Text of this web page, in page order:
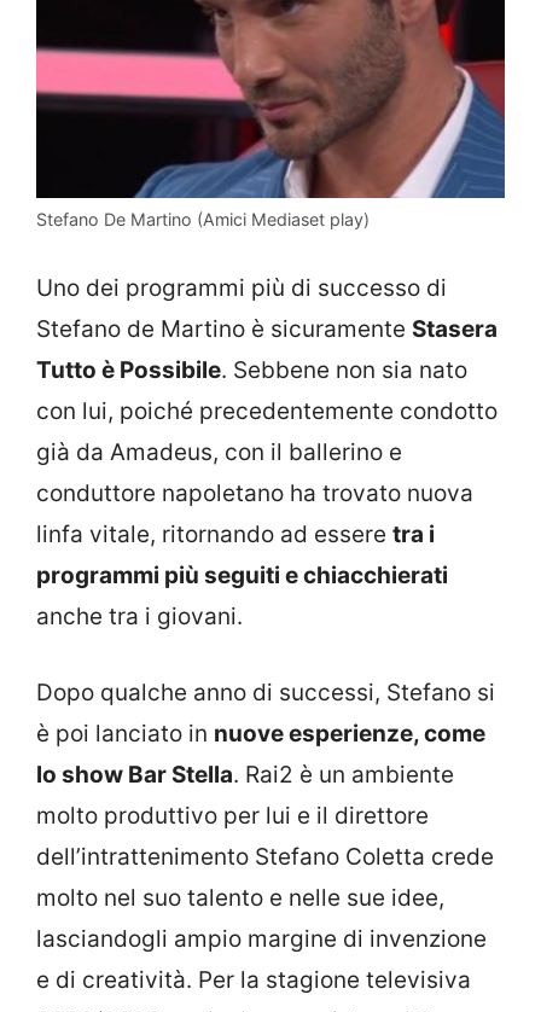
Stefano De Martino (Amici Mediaset play)
Uno dei programmi più di successo di
Stefano de Martino è sicuramente Stasera
Tutto è Possibile. Sebbene non sia nato
con lui, poiché precedentemente condotto
già da Amadeus, con il ballerino e
conduttore napoletano ha trovato nuova
linfa vitale, ritornando ad essere tra i
programmi più seguiti e chiacchierati
anche tra i giovani.
Dopo qualche anno di successi, Stefano si
è poi lanciato in nuove esperienze, come
lo show Bar Stella. Rai2 è un ambiente
molto produttivo per lui e il direttore
dell’intrattenimento Stefano Coletta crede
molto nel suo talento e nelle sue idee,
lasciandogli ampio margine di invenzione
e di creatività. Per la stagione televisiva